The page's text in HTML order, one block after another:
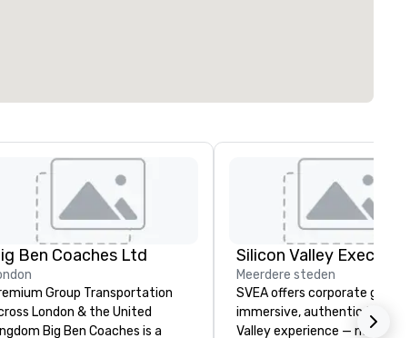
Ben Coaches Ltd
Group Transportation
London & the United
Big Ben Coaches is a
Meerdere steden
SVEA offers corporate
immersive, authentic Silicon
Valley experience — not a